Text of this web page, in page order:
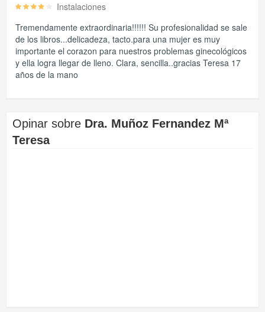
Instalaciones
Tremendamente extraordinaria!!!!!! Su profesionalidad se sale
de los libros...delicadeza, tacto.para una mujer es muy
importante el corazon para nuestros problemas ginecológicos
y ella logra llegar de lleno. Clara, sencilla..gracias Teresa 17
años de la mano
Opinar sobre Dra. Muñoz Fernandez Mª
Teresa